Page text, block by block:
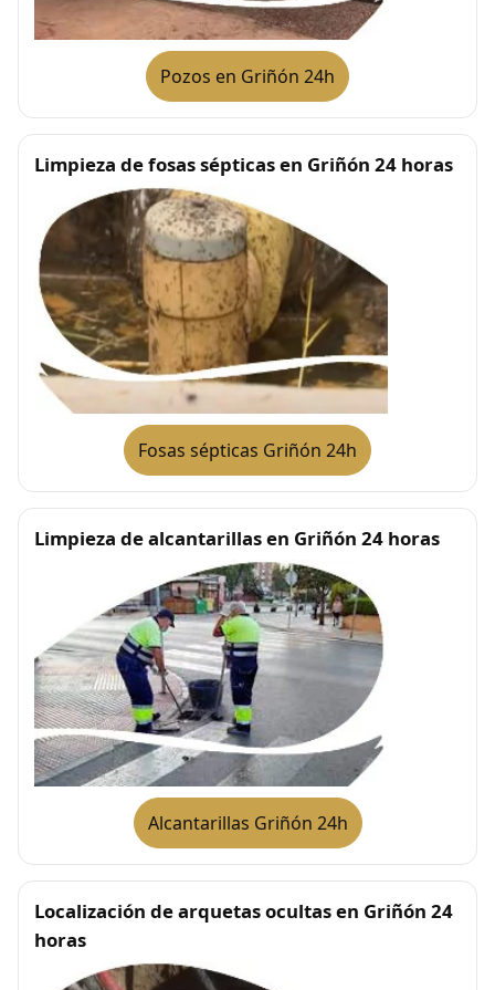
Pozos en Griñón 24h
Limpieza de fosas sépticas en Griñón 24 horas
Fosas sépticas Griñón 24h
Limpieza de alcantarillas en Griñón 24 horas
Alcantarillas Griñón 24h
Localización de arquetas ocultas en Griñón 24
horas